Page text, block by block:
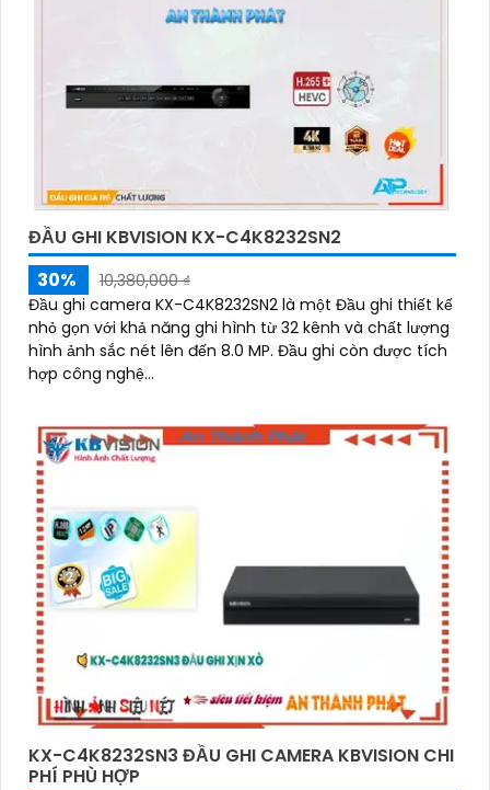
ĐẦU GHI KBVISION KX-C4K8232SN2
30%
10,380,000 ₫
Đầu ghi camera KX-C4K8232SN2 là một Đầu ghi thiết kế
nhỏ gọn với khả năng ghi hình từ 32 kênh và chất lượng
hình ảnh sắc nét lên đến 8.0 MP. Đầu ghi còn được tích
hợp công nghệ...
KX-C4K8232SN3 ĐẦU GHI CAMERA KBVISION CHI
PHÍ PHÙ HỢP